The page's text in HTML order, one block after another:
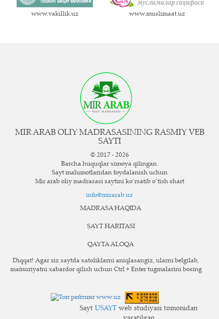
www.vakillik.uz www.muslimaat.uz
MIR ARAB OLIY MADRASASINING RASMIY VEB
SAYTI
© 2017 - 2026
Barcha huquqlar ximoya qilingan.
Sayt ma`lumotlaridan foydalanish uchun
Mir arab oliy madrasasi saytini ko‘rsatib o‘tish shart
info@mirarab.uz
MADRASA HAQIDA
SAYT HARITASI
QAYTA ALOQA
Diqqat! Agar siz saytda xatoliklarni aniqlasangiz, ularni belgilab,
ma`muriyatni xabardor qilish uchun Ctrl + Enter tugmalarini bosing
Sayt USAYT web studiyasi tomonidan